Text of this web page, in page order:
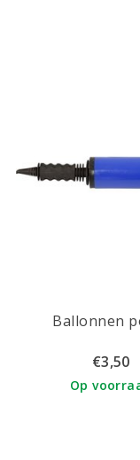
Ballonnen
€3,50
Op